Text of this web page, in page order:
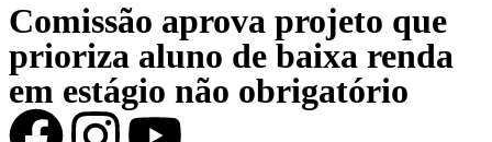
Comissão aprova projeto que
prioriza aluno de baixa renda
em estágio não obrigatório